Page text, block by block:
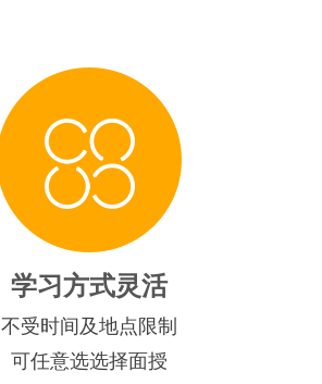
学习方式灵活
不受时间及地点限制
可任意选选择面授